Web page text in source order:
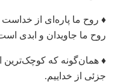
♦ روح ما پاره‌ای از
روح ما جاویدان و ابدی
♦ همان‌گونه که کوچک‌ترین
جزئی از خداییم.